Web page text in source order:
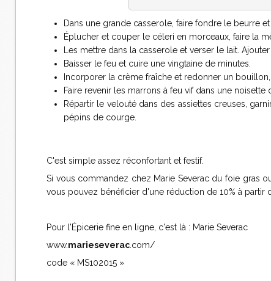
Dans une grande casserole, faire fondre le beurre
Éplucher et couper le céleri en morceaux, faire la
Les mettre dans la casserole et verser le lait.
Baisser le feu et cuire une vingtaine de minutes.
Incorporer la crème fraîche et redonner un
Faire revenir les marrons à feu vif dans une noisette
Répartir le velouté dans des assiettes creuses,
pépins de courge.
C'est simple assez réconfortant et festif.
Si vous commandez chez Marie Severac du foie gras
vous pouvez bénéficier d'une réduction de 10% à partir
Pour l'Épicerie fine en ligne, c'est là : Marie Severac
www.marieseverac .com/
code « MS102015 »